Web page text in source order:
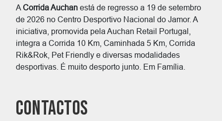
ACorrida Auchanestá de regresso a 19 de setembro
de 2026 no Centro Desportivo Nacional do Jamor. A
iniciativa, promovida pela Auchan Retail Portugal,
integra a Corrida 10 Km, Caminhada 5 Km, Corrida
Rik&Rok, Pet Friendly e diversas modalidades
desportivas. É muito desporto junto. Em Família.
CONTACTOS